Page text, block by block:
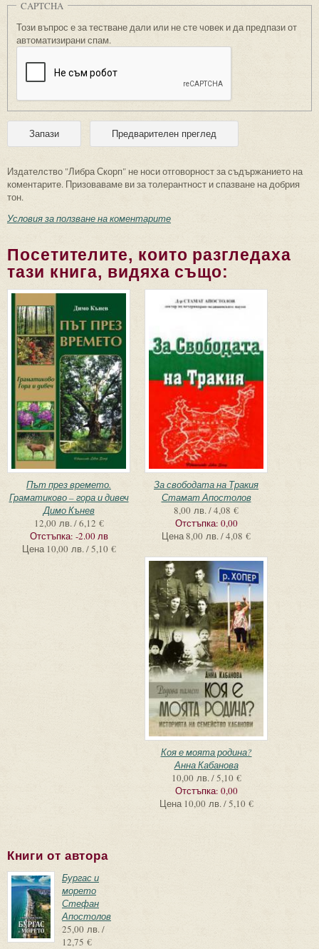
CAPTCHA
Този въпрос е за тестване дали или не сте човек и да предпази от
автоматизирани спам.
Издателство "Либра Скорп" не носи отговорност за съдържанието на
коментарите. Призоваваме ви за толерантност и спазване на добрия
тон.
Условия за ползване на коментарите
Посетителите, които разгледаха
тази книга, видяха също:
Път през времето.
Граматиково – гора и дивеч
Димо Кънев
12,00 лв. / 6,12 €
Отстъпка: -2.00 лв
Цена 10,00 лв. / 5,10 €
За свободата на Тракия
Стамат Апостолов
8,00 лв. / 4,08 €
Отстъпка: 0,00
Цена8,00 лв. / 4,08 €
Коя е моята родина?
Анна Кабанова
10,00 лв. / 5,10 €
Отстъпка: 0,00
Цена 10,00 лв. / 5,10 €
Книги от автора
Бургас и
морето
Стефан
Апостолов
25,00 лв. /
12,75 €